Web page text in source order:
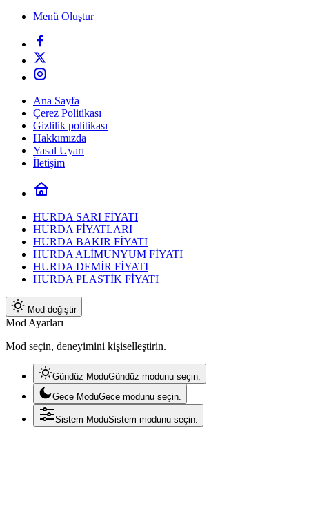
Menü Oluştur
Ana Sayfa
Çerez Politikası
Gizlilik politikası
Hakkımızda
Yasal Uyarı
İletişim
HURDA SARI FİYATI
HURDA FİYATLARI
HURDA BAKIR FİYATI
HURDA ALİMUNYUM FİYATI
HURDA DEMİR FİYATI
HURDA PLASTİK FİYATI
Mod değiştir
Mod Ayarları
Mod seçin, deneyimini kişiselleştirin.
Gündüz ModuGündüz modunu seçin.
Gece ModuGece modunu seçin.
Sistem ModuSistem modunu seçin.